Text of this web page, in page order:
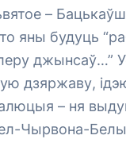
–
што яны будуць
джынсаў…”
дзяржаву,
– ня
Чырвона-